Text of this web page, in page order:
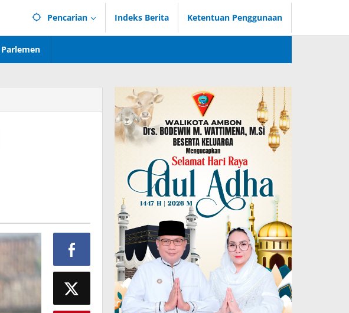
Pencarian Indeks Berita Ketentuan Penggunaan
Parlemen